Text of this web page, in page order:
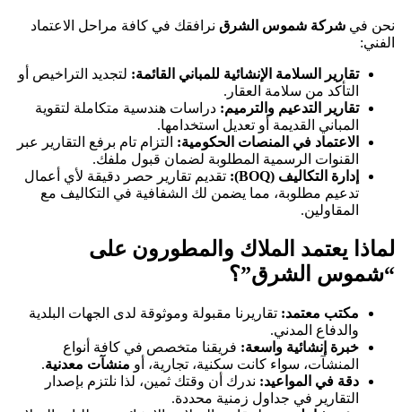
نحن في شركة شموس الشرق نرافقك في كافة مراحل الاعتماد
الفني:
تقارير السلامة الإنشائية للمباني القائمة: لتجديد التراخيص أو
التأكد من سلامة العقار.
تقارير التدعيم والترميم: دراسات هندسية متكاملة لتقوية
المباني القديمة أو تعديل استخدامها.
الاعتماد في المنصات الحكومية: التزام تام برفع التقارير عبر
القنوات الرسمية المطلوبة لضمان قبول ملفك.
إدارة التكاليف (BOQ):
تقديم تقارير حصر دقيقة لأي أعمال
تدعيم مطلوبة، مما يضمن لك الشفافية في التكاليف مع
المقاولين.
لماذا يعتمد الملاك والمطورون على
“شموس الشرق”؟
مكتب معتمد: تقاريرنا مقبولة وموثوقة لدى الجهات البلدية
والدفاع المدني.
خبرة إنشائية واسعة: فريقنا متخصص في كافة أنواع
المنشآت، سواء كانت سكنية، تجارية، أو منشآت معدنية.
دقة في المواعيد: ندرك أن وقتك ثمين، لذا نلتزم بإصدار
التقارير في جداول زمنية محددة.